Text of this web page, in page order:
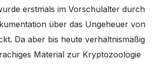
erstmals im Vorschulalter durch
über das Ungeheuer von
Da aber bis heute verhältnismäßig
Material zur Kryptozoologie